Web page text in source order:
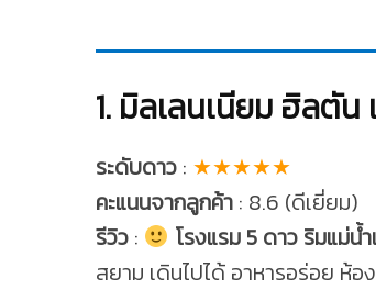
1. มิลเลนเนียม ฮิลตั
ระดับดาว : ★★★★★
คะแนนจากลูกค้า : 8.6 (ดีเยี่ยม)
รีวิว : โรงแรม 5 ดาว ริมแม่น้
สยาม เดินไปได้ อาหารอร่อย ห้